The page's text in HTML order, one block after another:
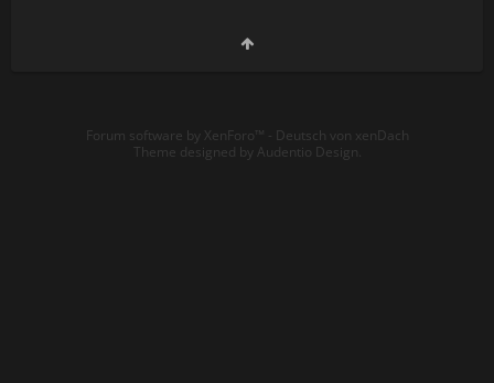
Forum software by XenForo™ - Deutsch von xenDach
Theme designed by Audentio Design.